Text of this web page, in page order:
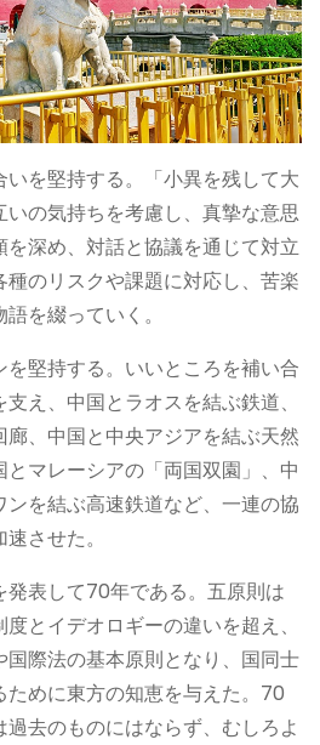
を堅持する。「小異を残して大
の気持ちを考慮し、真摯な意思
深め、対話と協議を通じて対立
のリスクや課題に対応し、苦楽
を綴っていく。
堅持する。いいところを補い合
え、中国とラオスを結ぶ鉄道、
、中国と中央アジアを結ぶ天然
マレーシアの「両国双園」、中
を結ぶ高速鉄道など、一連の協
させた。
表して70年である。五原則は
とイデオロギーの違いを超え、
際法の基本原則となり、国同士
めに東方の知恵を与えた。70
去のものにはならず、むしろよ